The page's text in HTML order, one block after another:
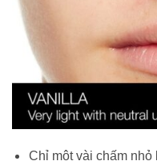
Chỉ một vài chấm nhỏ